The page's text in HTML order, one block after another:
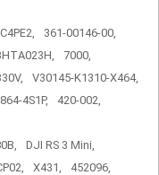
361-00146-00,
7000,
V30145-K1310-X464,
4S1P,
420-002,
DJI RS 3 Mini,
X431,
452096,